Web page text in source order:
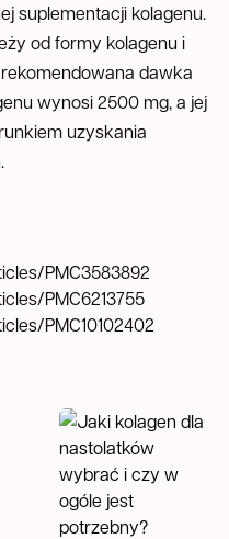
suplementacji kolagenu.
od formy kolagenu i
dawka
wynosi 2500 mg, a jej
uzyskania
PMC3583892
PMC6213755
PMC10102402
na jelita? W jaki sposób
Jaki kolagen dla